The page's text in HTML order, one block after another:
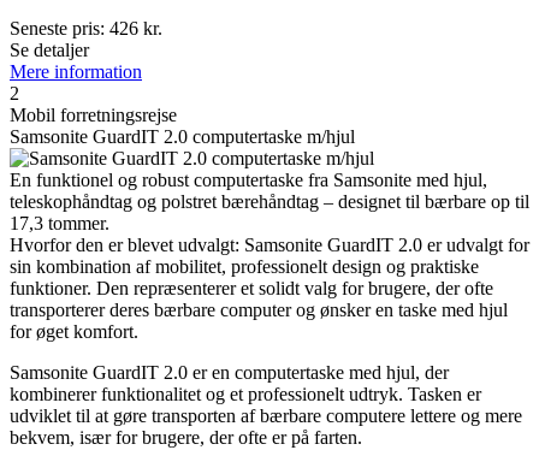
Seneste pris: 426 kr.
Se detaljer
Mere information
2
Mobil forretningsrejse
Samsonite GuardIT 2.0 computertaske m/hjul
En funktionel og robust computertaske fra Samsonite med hjul,
teleskophåndtag og polstret bærehåndtag – designet til bærbare op til
17,3 tommer.
Hvorfor den er blevet udvalgt: Samsonite GuardIT 2.0 er udvalgt for
sin kombination af mobilitet, professionelt design og praktiske
funktioner. Den repræsenterer et solidt valg for brugere, der ofte
transporterer deres bærbare computer og ønsker en taske med hjul
for øget komfort.
Samsonite GuardIT 2.0 er en computertaske med hjul, der
kombinerer funktionalitet og et professionelt udtryk. Tasken er
udviklet til at gøre transporten af bærbare computere lettere og mere
bekvem, især for brugere, der ofte er på farten.